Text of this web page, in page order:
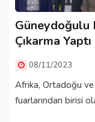
Güneydoğulu
Çıkarma Yaptı
08/11/2023
Afrika, Ortadoğu ve
fuarlarından birisi